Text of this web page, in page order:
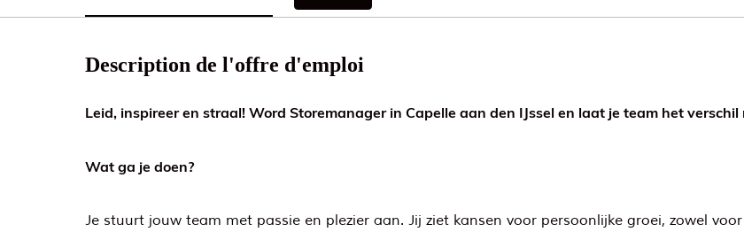
Description de l'offre d'emploi
Leid, inspireer en straal! Word Storemanager in Capelle aan den IJssel en laat je team het verschil
Wat ga je doen?
Je stuurt jouw team met passie en plezier aan. Jij ziet kansen voor persoonlijke groei, zowel